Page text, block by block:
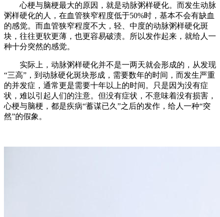
心梗与脑梗最大的原因，就是动脉粥样硬化。而发生动脉
粥样硬化的人，在血管狭窄程度低于50%时，基本不会有缺血
的感觉。而血管狭窄程度不大，轻、中度的动脉粥样硬化斑
块，往往更软更薄，也更容易破溃。所以发作起来，就给人一
种十分突然的感觉。
实际上，动脉粥样硬化并不是一两天就会形成的，从发现
“三高”，到动脉硬化斑块形成，需要数年的时间，而发生严重
的并发症，通常更是需要十年以上的时间。只是因为没有症
状，难以引起人们的注意。但没有症状，不意味着没有损害，
心梗与脑梗，都是疾病“蓄谋已久”之后的发作，给人一种“突
然”的假象。